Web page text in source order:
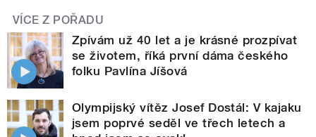
VÍCE Z POŘADU
Zpívám už 40 let a je krásné prozpívat
se životem, říká první dáma českého
folku Pavlína Jíšová
Olympijský vítěz Josef Dostál: V kajaku
jsem poprvé seděl ve třech letech a